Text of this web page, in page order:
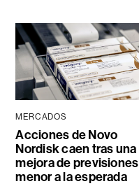
MERCADOS
Acciones de Novo
Nordisk caen tras una
mejora de previsiones
menor a la esperada